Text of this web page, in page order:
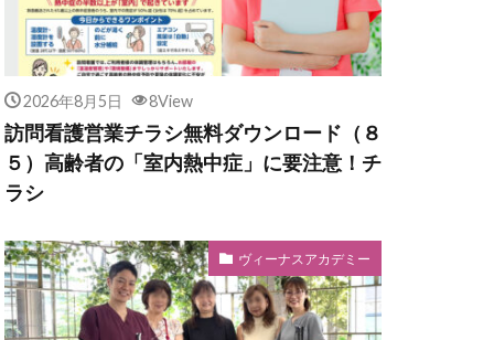
2026年8月5日 8View
訪問看護営業チラシ無料ダウンロード（８
５）高齢者の「室内熱中症」に要注意！チ
ラシ
ヴィーナスアカデミー